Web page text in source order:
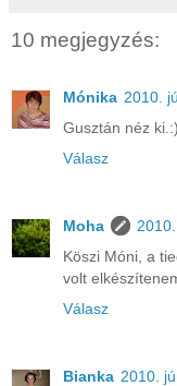
10 megjegyzés:
Mónika 2010.
Gusztán néz
Válasz
Moha
Köszi Móni, a
volt
Válasz
Bianka 2010.